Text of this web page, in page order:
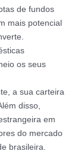
de fundos
mais potencial
os seus
a sua carteira
disso,
em
do mercado
brasileira.